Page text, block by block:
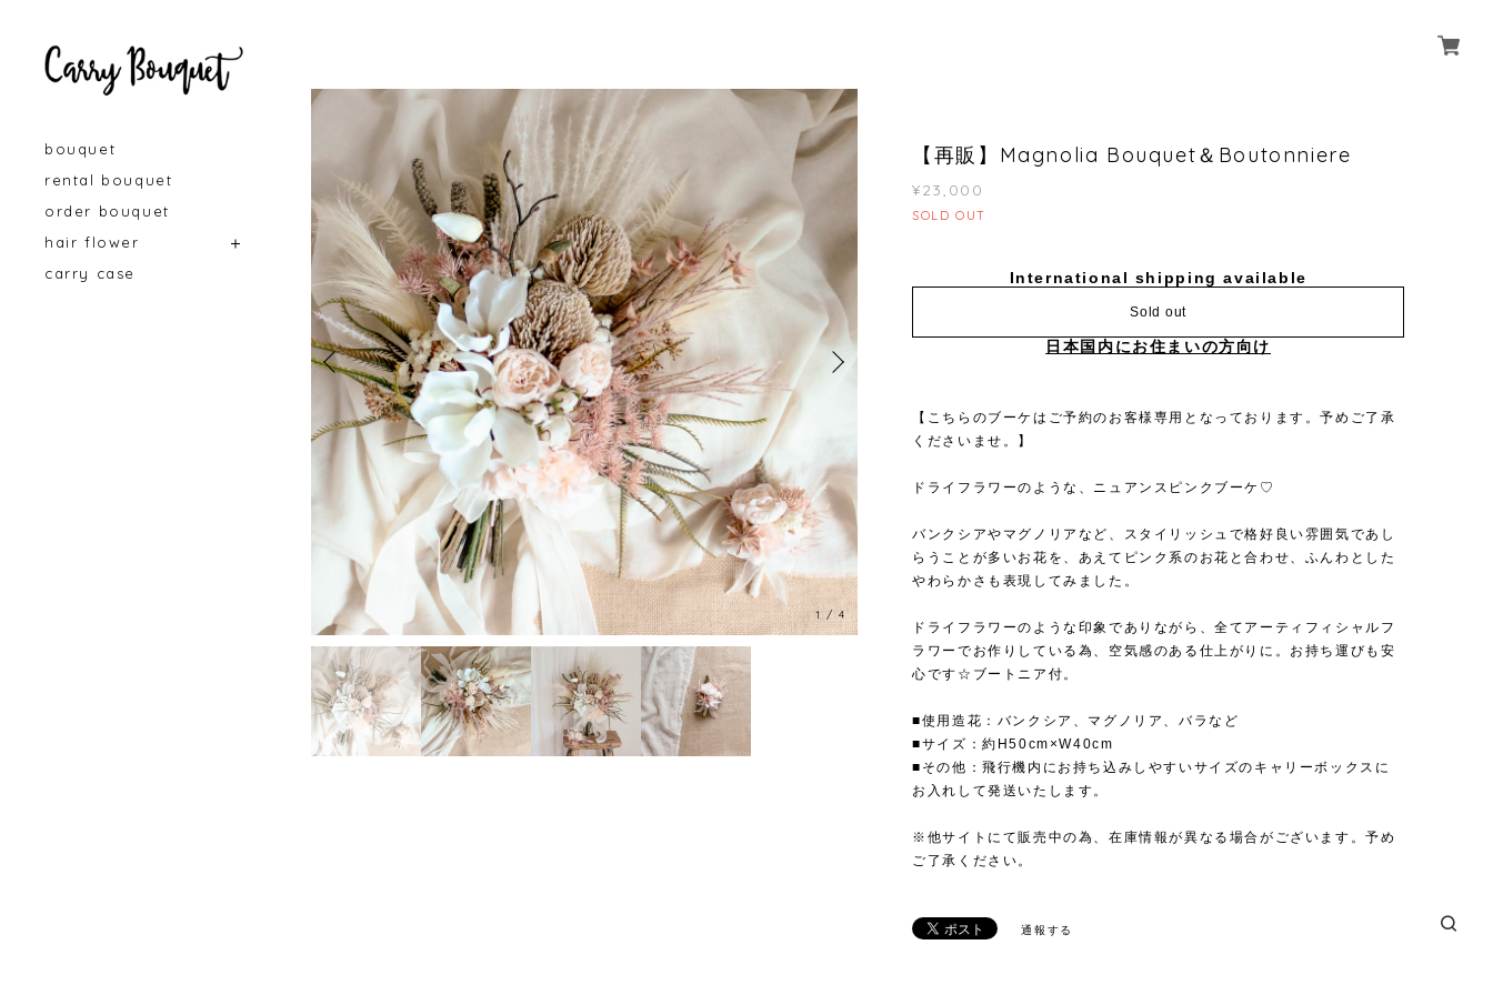
bouquet
rental bouquet
order bouquet
hair flower
carry case
1/4
【再販】Magnolia Bouquet＆Boutonniere
¥23,000
SOLD OUT
International shipping available
Sold out
日本国内にお住まいの方向け
【こちらのブーケはご予約のお客様専用となっております。予めご了承
くださいませ。】
ドライフラワーのような、ニュアンスピンクブーケ♡
バンクシアやマグノリアなど、スタイリッシュで格好良い雰囲気であし
らうことが多いお花を、あえてピンク系のお花と合わせ、ふんわとした
やわらかさも表現してみました。
ドライフラワーのような印象でありながら、全てアーティフィシャルフ
ラワーでお作りしている為、空気感のある仕上がりに。お持ち運びも安
心です☆ブートニア付。
■使用造花：バンクシア、マグノリア、バラなど
■サイズ：約H50cm×W40cm
■その他：飛行機内にお持ち込みしやすいサイズのキャリーボックスに
お入れして発送いたします。
※他サイトにて販売中の為、在庫情報が異なる場合がございます。予め
ご了承ください。
通報する